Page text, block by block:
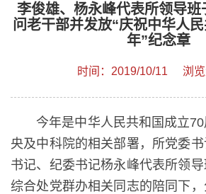
李俊雄、杨永峰代表所领导班
问老干部并发放“庆祝中华人
年”纪念章
时间：2019/10/11 浏
今年是中华人民共和国成立70
央及中科院的相关部署，所党委
书记、纪委书记杨永峰代表所领
综合处党群办相关同志的陪同下